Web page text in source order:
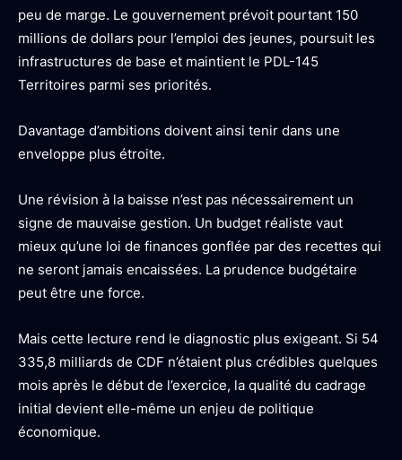
peu de marge. Le gouvernement prévoit pourtant 150
millions de dollars pour l’emploi des jeunes, poursuit les
infrastructures de base et maintient le PDL-145
Territoires parmi ses priorités.
Davantage d’ambitions doivent ainsi tenir dans une
enveloppe plus étroite.
Une révision à la baisse n’est pas nécessairement un
signe de mauvaise gestion. Un budget réaliste vaut
mieux qu’une loi de finances gonflée par des recettes qui
ne seront jamais encaissées. La prudence budgétaire
peut être une force.
Mais cette lecture rend le diagnostic plus exigeant. Si 54
335,8 milliards de CDF n’étaient plus crédibles quelques
mois après le début de l’exercice, la qualité du cadrage
initial devient elle-même un enjeu de politique
économique.